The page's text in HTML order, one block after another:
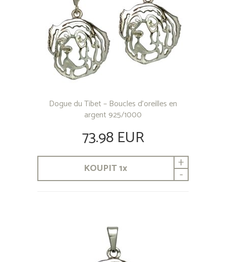
Dogue du Tibet – Boucles d’oreilles en
argent 925/1000
73.98 EUR
KOUPIT1x +
-